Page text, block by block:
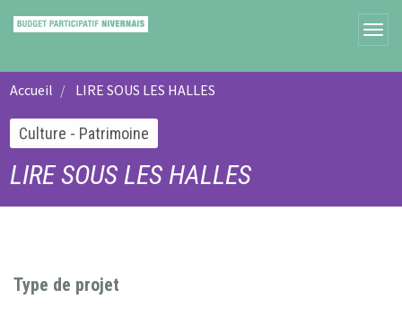
Accueil LIRE SOUS LES HALLES
Culture - Patrimoine
LIRE SOUS LES HALLES
Type de projet